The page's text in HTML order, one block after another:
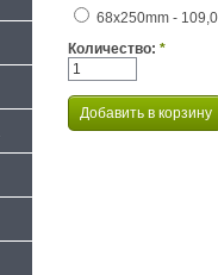
68x250mm -
Количество: *